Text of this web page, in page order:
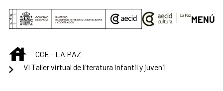
Saltar al contenido principal
MENÚ
INICIOCCE - LA PAZ
VI Taller virtual de literatura infantil y juvenil